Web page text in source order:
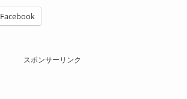
Facebook
スポンサーリンク